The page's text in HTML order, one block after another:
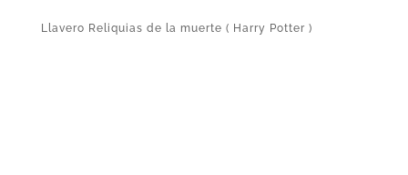
Llavero Reliquias de la muerte ( Harry Potter )